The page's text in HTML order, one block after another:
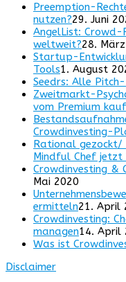
Preemption-
nutzen?29. Juni
AngelList:
weltweit?28.
Startup-
Tools1. August
Seedrs: Alle
Zweitmarkt-
vom Premium
Crowdinvesting-
Rational gezockt/
Mindful Chef
Crowdinvesting &
Mai 2020
ermitteln21. April
Crowdinvesting:
managen14. April
Was ist
Disclaimer